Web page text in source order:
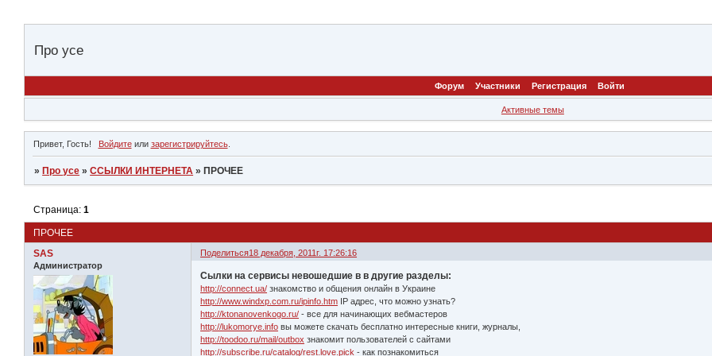
Про усе
Форум Участники Регистрация Войти
Активные темы
Привет, Гость! Войдитеили зарегистрируйтесь.
» Про усе »ССЫЛКИ ИНТЕРНЕТА » ПРОЧЕЕ
ПРОЧЕЕ
Страница:1
Поделиться18 декабря, 2011г. 17:26:16
SAS
Администратор
Сылки на сервисы невошедшие в в другие разделы:
http://connect.ua/ знакомство и общения онлайн в Украине
http://www.windxp.com.ru/ipinfo.htm IP адрес, что можно узнать?
http://ktonanovenkogo.ru/ - все для начинающих вебмастеров
http://lukomorye.info вы можете скачать бесплатно интересные книги, журналы,
http://toodoo.ru/mail/outbox знакомит пользователей с сайтами
http://subscribe.ru/catalog/rest.love.pick - как познакомиться